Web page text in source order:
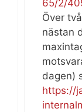
65/2/
Över
nästan
dagen)
https://